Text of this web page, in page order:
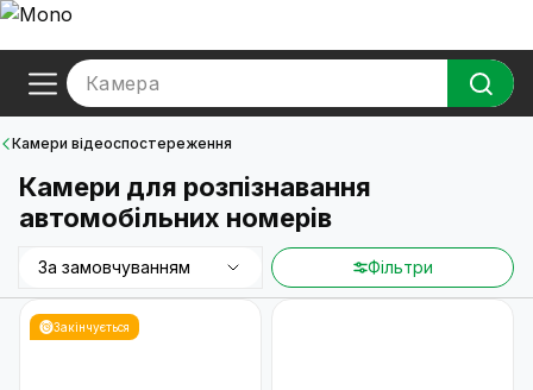
Камера
Камери відеоспостереження
Камери для розпізнавання
автомобільних номерів
За замовчуванням Фільтри
Закінчується